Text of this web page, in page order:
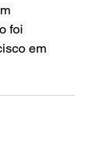
foi
em